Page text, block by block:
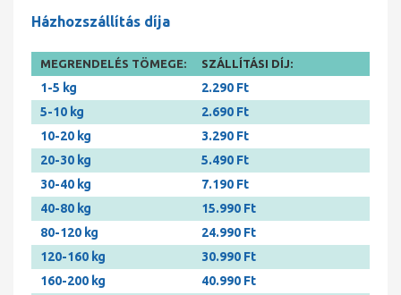
Házhozszállítás díja
MEGRENDELÉS TÖMEGE: SZÁLLÍTÁSI DÍJ:
1-5 kg
2.290 Ft
5-10 kg
2.690 Ft
10-20 kg
3.290 Ft
20-30 kg
5.490 Ft
30-40 kg
7.190 Ft
40-80 kg
15.990 Ft
80-120 kg
24.990 Ft
120-160 kg
30.990 Ft
160-200 kg
40.990 Ft